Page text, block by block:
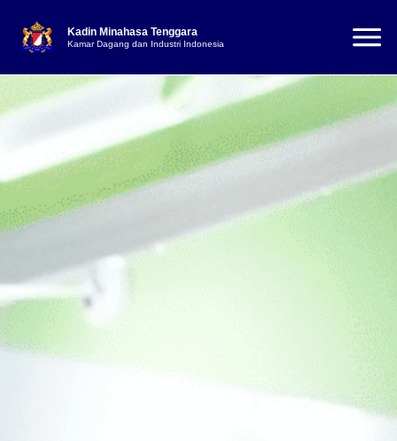
Kadin Minahasa Tenggara
Kamar Dagang dan Industri Indonesia